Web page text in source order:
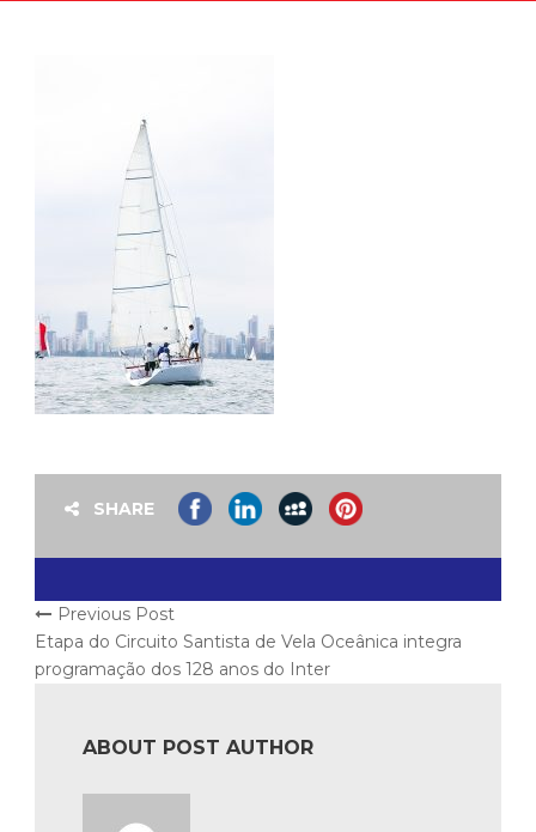
SHARE
Previous Post
Etapa do Circuito Santista de Vela Oceânica integra
programação dos 128 anos do Inter
ABOUT POST AUTHOR